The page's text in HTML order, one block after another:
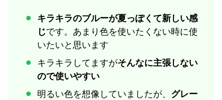
キラキラのブルーが夏っぽくて新しい感
じです。あまり色を使いたくない時に使
いたいと思います
キラキラしてますがそんなに主張しない
ので使いやすい
明るい色を想像していましたが、 グレー